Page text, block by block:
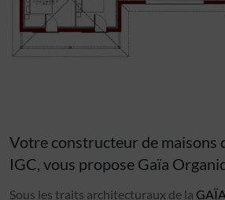
Votre constructeur de maisons
IGC, vous propose Gaïa
Sous les traits architecturaux de la GAÏA